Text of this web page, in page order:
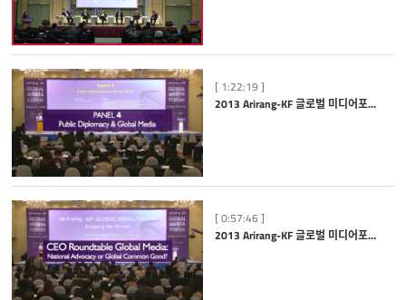
[ 1:22:19 ]
2013 Arirang-KF 글로벌 미디어포럼: Panel 4 Public Diplomacy and Global Media
[ 0:57:46 ]
2013 Arirang-KF 글로벌 미디어포럼: CEO Roundtable